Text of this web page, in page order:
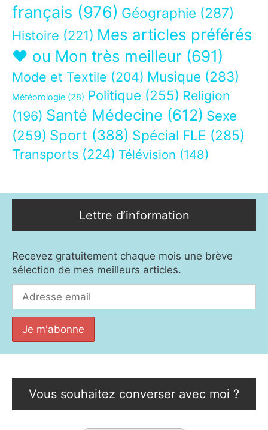
français (976) Géographie (287)
Histoire (221) Mes articles préférés
❤ ou Mon très meilleur (691)
Mode et Textile (204) Musique (283)
Météorologie (28) Politique (255) Religion
(196) Santé Médecine (612) Sexe
(259) Sport (388) Spécial FLE (285)
Transports (224) Télévision (148)
Lettre d’information
Recevez gratuitement chaque mois une brève
sélection de mes meilleurs articles.
Vous souhaitez converser avec moi ?